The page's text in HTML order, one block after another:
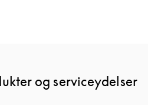
og serviceydelser